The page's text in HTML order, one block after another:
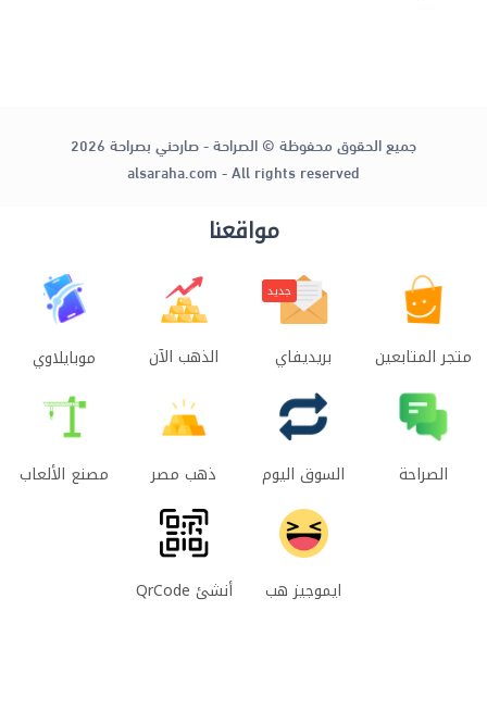
جميع الحقوق محفوظة © الصراحة - صارحني بصراحة 2026
alsaraha.com - All rights reserved